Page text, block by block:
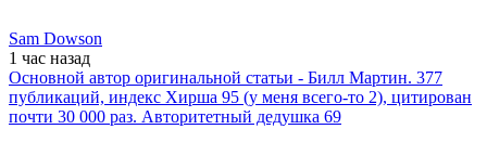
Sam Dowson
1 час назад
Основной автор оригинальной статьи - Билл Мартин. 377
публикаций, индекс Хирша 95 (у меня всего-то 2), цитирован
почти 30 000 раз. Авторитетный дедушка 69